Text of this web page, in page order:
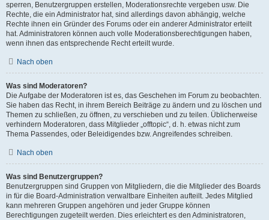
sperren, Benutzergruppen erstellen, Moderationsrechte vergeben usw. Die
Rechte, die ein Administrator hat, sind allerdings davon abhängig, welche
Rechte ihnen ein Gründer des Forums oder ein anderer Administrator erteilt
hat. Administratoren können auch volle Moderationsberechtigungen haben,
wenn ihnen das entsprechende Recht erteilt wurde.
Nach oben
Was sind Moderatoren?
Die Aufgabe der Moderatoren ist es, das Geschehen im Forum zu beobachten.
Sie haben das Recht, in ihrem Bereich Beiträge zu ändern und zu löschen und
Themen zu schließen, zu öffnen, zu verschieben und zu teilen. Üblicherweise
verhindern Moderatoren, dass Mitglieder „offtopic“, d. h. etwas nicht zum
Thema Passendes, oder Beleidigendes bzw. Angreifendes schreiben.
Nach oben
Was sind Benutzergruppen?
Benutzergruppen sind Gruppen von Mitgliedern, die die Mitglieder des Boards
in für die Board-Administration verwaltbare Einheiten aufteilt. Jedes Mitglied
kann mehreren Gruppen angehören und jeder Gruppe können
Berechtigungen zugeteilt werden. Dies erleichtert es den Administratoren,